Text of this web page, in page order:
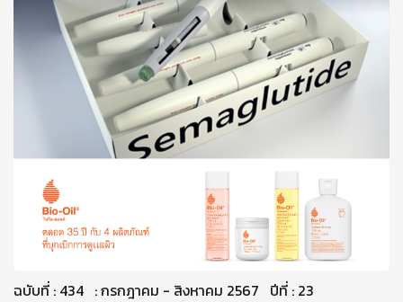
ฉบับที่ : 434 : กรกฎาคม - สิงหาคม 2567 ปีที่ : 23